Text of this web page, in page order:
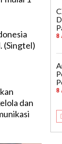
(Singtel)
dan
8
8